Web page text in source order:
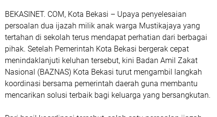
BEKASINET. COM, Kota Bekasi – Upaya penyelesaian
persoalan dua ijazah milik anak warga Mustikajaya yang
tertahan di sekolah terus mendapat perhatian dari berbagai
pihak. Setelah Pemerintah Kota Bekasi bergerak cepat
menindaklanjuti keluhan tersebut, kini Badan Amil Zakat
Nasional (BAZNAS) Kota Bekasi turut mengambil langkah
koordinasi bersama pemerintah daerah guna membantu
mencarikan solusi terbaik bagi keluarga yang bersangkutan.